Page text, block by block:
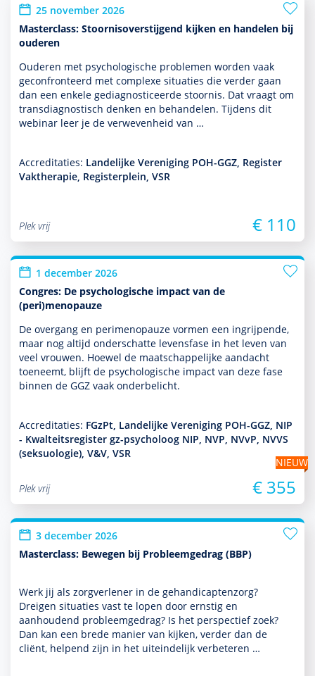
25 november 2026
Masterclass: Stoornisoverstijgend kijken en handelen bij
ouderen
Ouderen met psycho­logische pro­ble­men worden vaak
gecon­fron­teerd met complexe situaties die verder gaan
dan een enkele gediag­nos­ticeerde stoor­nis. Dat vraagt om
transdiag­nos­tisch denken en behan­delen. Tijdens dit
webinar leer je de verwevenheid van …
Accreditaties: Landelijke Vereniging POH-GGZ, Register
Vaktherapie, Registerplein, VSR
Plek vrij € 110
1 december 2026
Congres: De psychologische impact van de
(peri)menopauze
De overgang en perimenopauze vormen een ingrijpende,
maar nog altijd onderschatte levensfase in het leven van
veel vrouwen. Hoewel de maat­schappe­lijke aan­dacht
toeneemt, blijft de psycho­logische impact van deze fase
binnen de GGZ vaak onderbelicht.
Accreditaties: FGzPt, Landelijke Vereniging POH-GGZ, NIP
- Kwalteitsregister gz-psycholoog NIP, NVP, NVvP, NVVS
(seksuologie), V&V, VSR
NIEUW
Plek vrij
€ 355
3 december 2026
Masterclass: Bewegen bij Probleemgedrag (BBP)
Werk jij als zorgverlener in de gehandi­capten­zorg?
Dreigen situaties vast te lopen door ernstig en
aanhoudend probleemgedrag? Is het perspec­tief zoek?
Dan kan een brede manier van kijken, verder dan de
cliënt, helpend zijn in het uit­einde­lijk verbeteren …